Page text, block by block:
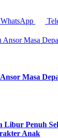
WhatsApp
Masa
Libur Penuh
Anak